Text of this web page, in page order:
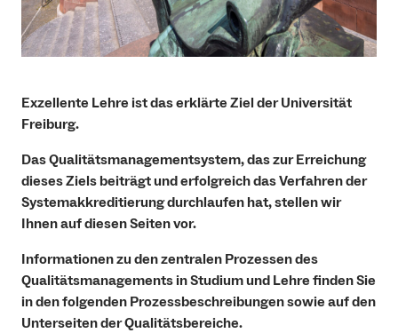
Exzellente Lehre ist das erklärte Ziel der Universität
Freiburg.
Das Qualitätsmanagementsystem, das zur Erreichung
dieses Ziels beiträgt und erfolgreich das Verfahren der
Systemakkreditierung durchlaufen hat, stellen wir
Ihnen auf diesen Seiten vor.
Informationen zu den zentralen Prozessen des
Qualitätsmanagements in Studium und Lehre finden Sie
in den folgenden Prozessbeschreibungen sowie auf den
Unterseiten der Qualitätsbereiche.